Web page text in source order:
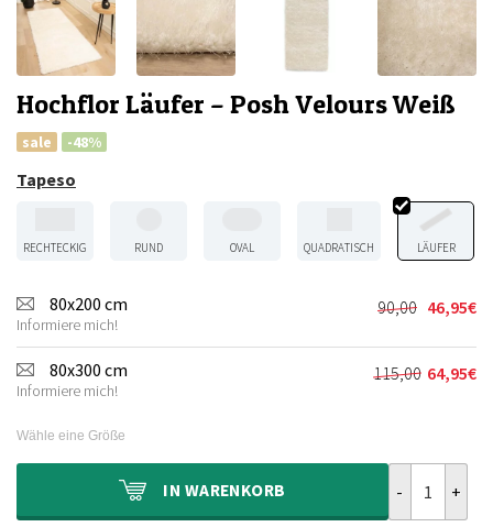
Hochflor Läufer – Posh Velours Weiß
sale -48%
Tapeso
RECHTECKIG RUND OVAL QUADRATISCH LÄUFER
80x200 cm
Informiere mich!
90,00
Preis
war:
90,00€
46,95€
Aktueller
Preis
ist:
46,95€.
80x300 cm
Informiere mich!
115,00 64,95€
Aktueller
Wähle eine Größe
IN WARENKORB